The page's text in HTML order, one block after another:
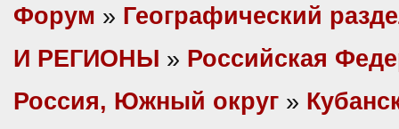
Форум » Географический
И РЕГИОНЫ » Российская
Россия, Южный округ »